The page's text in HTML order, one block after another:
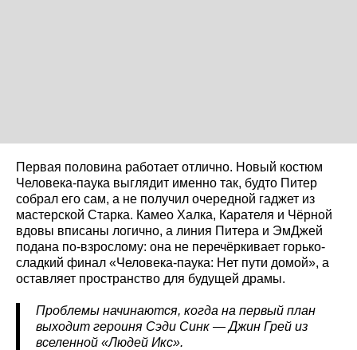
Первая половина работает отлично. Новый костюм
Человека-паука выглядит именно так, будто Питер
собрал его сам, а не получил очередной гаджет из
мастерской Старка. Камео Халка, Карателя и Чёрной
вдовы вписаны логично, а линия Питера и ЭмДжей
подана по-взрослому: она не перечёркивает горько-
сладкий финал «Человека-паука: Нет пути домой», а
оставляет пространство для будущей драмы.
Проблемы начинаются, когда на первый план
выходит героиня Сэди Синк — Джин Грей из
вселенной «Людей Икс».